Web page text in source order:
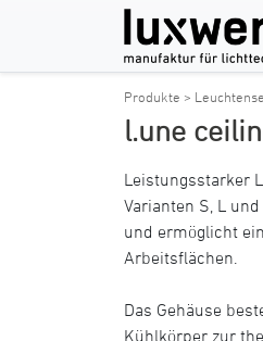
Produkte >
l.une
Leistungsstarker
Varianten S, L
und ermöglicht
Arbeitsflächen.
Das Gehäuse
Kühlkörper zur